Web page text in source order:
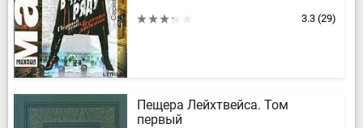
На поиски бесценного груза...
3.3 (29)
Пещера Лейхтвейса. Том
первый